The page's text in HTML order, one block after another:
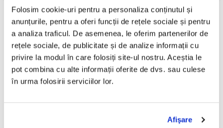
Folosim cookie-uri pentru a personaliza conținutul și
anunțurile, pentru a oferi funcții de rețele sociale și pentru
a analiza traficul. De asemenea, le oferim partenerilor de
rețele sociale, de publicitate și de analize informații cu
privire la modul în care folosiți site-ul nostru. Aceștia le
pot combina cu alte informații oferite de dvs. sau culese
în urma folosirii serviciilor lor.
Afişare
B4
Capitol City
B5
Standing O
C1
Rising Red Lung
C2
Whole Love
VEZI MAI MULT
Stare Coperta:Mint
Stare Disc:Mint
Gen:Rock, Folk, World, & Country
Stil:
Country Rock, Alternative Rock
An Lansare: An Lansare: